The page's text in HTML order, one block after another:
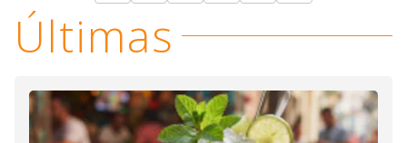
Últimas